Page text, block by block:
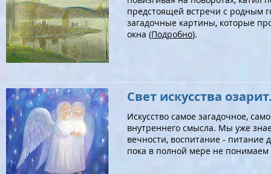
предстоящей встречи с родным
загадочные картины, которые
окна (Подробно).
Свет искусства
Искусство самое загадочное,
внутреннего смысла. Мы уже
вечности, воспитание - питание
пока в полной мере не понимаем